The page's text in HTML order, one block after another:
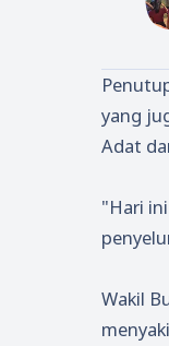
yang
Adat
"Hari
Wakil